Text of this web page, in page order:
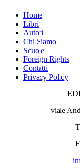
Home
Libri
Autori
Chi Siamo
Scuole
Foreign Rights
Contatti
Privacy Policy
viale